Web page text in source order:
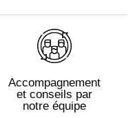
Accompagnement
et conseils par
notre équipe